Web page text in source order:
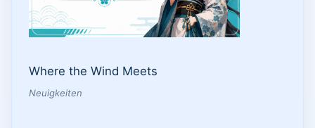
Where the Wind Meets
Neuigkeiten